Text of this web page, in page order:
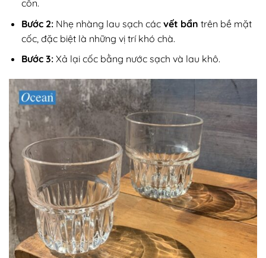
cồn.
Bước 2:Nhẹ nhàng lau sạch các vết bẩn trên bề mặt
cốc, đặc biệt là những vị trí khó chà.
Bước 3:Xả lại cốc bằng nước sạch và lau khô.